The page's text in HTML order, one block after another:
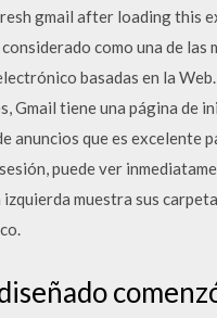
gmail after loading this
como una de las
basadas en la
Gmail tiene una página de
anuncios que es excelente
puede ver
muestra sus